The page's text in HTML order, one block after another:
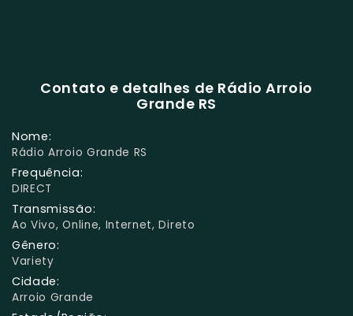
Contato e detalhes de Rádio Arroio
Grande RS
Nome:
Rádio Arroio Grande RS
Frequência:
DIRECT
Transmissão:
Ao Vivo, Online, Internet, Direto
Gênero:
Variety
Cidade:
Arroio Grande